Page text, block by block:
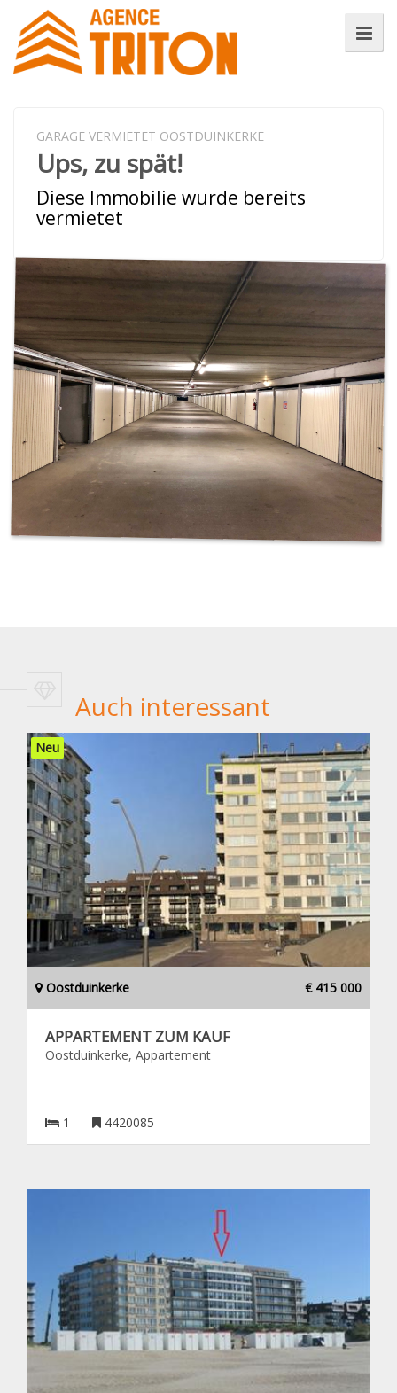
GARAGE VERMIETET OOSTDUINKERKE
Ups, zu spät!
Diese Immobilie wurde bereits
vermietet
Auch interessant
Neu
Oostduinkerke € 415 000
APPARTEMENT ZUM KAUF
Oostduinkerke, Appartement
1 4420085